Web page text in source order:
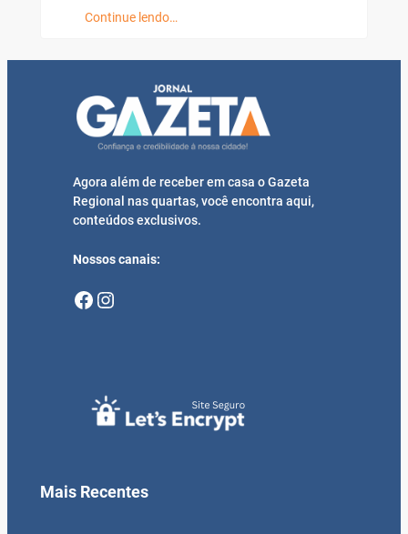
Continue lendo…
Agora além de receber em casa o Gazeta
Regional nas quartas, você encontra aqui,
conteúdos exclusivos.
Nossos canais:
Facebook Instagram
Mais Recentes